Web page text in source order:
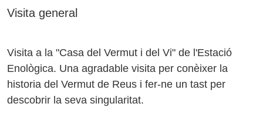
Visita general
Visita a la "Casa del Vermut i del Vi" de l'Estació
Enològica. Una agradable visita per conèixer la
historia del Vermut de Reus i fer-ne un tast per
descobrir la seva singularitat.